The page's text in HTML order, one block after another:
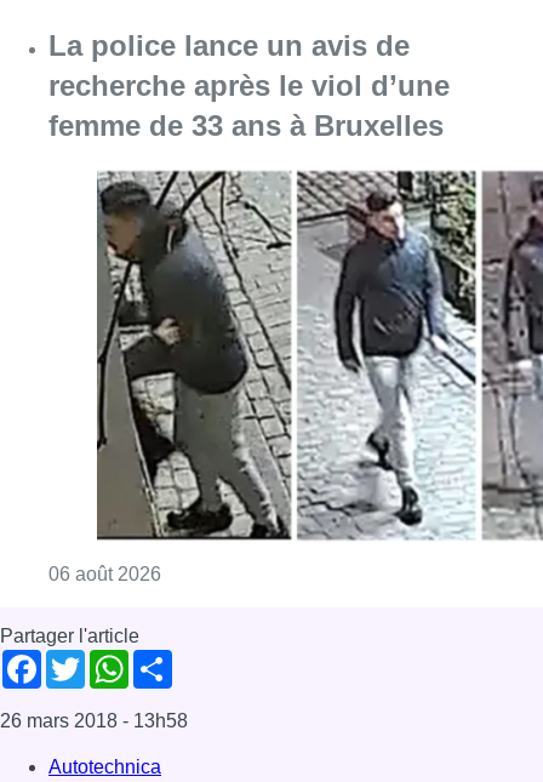
La police lance un avis de
recherche après le viol d’une
femme de 33 ans à Bruxelles
06 août 2026
Partager l'article
Facebook
TwitterWhatsApp
26 mars 2018 - 13h58
Autotechnica